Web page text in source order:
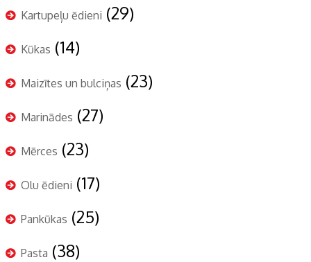
Kartupeļu ēdieni (29)
Kūkas (14)
Maizītes un bulciņas (23)
Marinādes (27)
Mērces (23)
Olu ēdieni (17)
Pankūkas (25)
Pasta (38)